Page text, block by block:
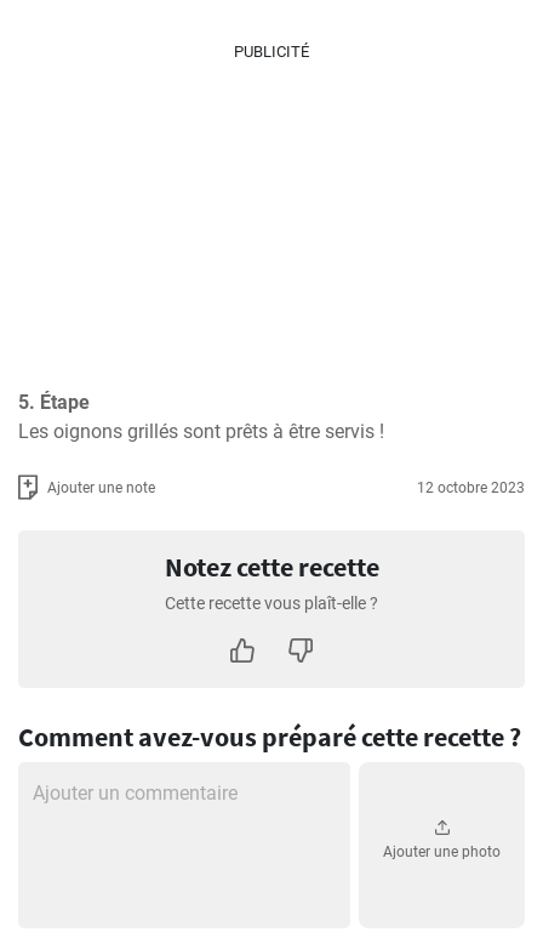
PUBLICITÉ
5. Étape
Les oignons grillés sont prêts à être servis !
Ajouter une note 12 octobre 2023
Notez cette recette
Cette recette vous plaît-elle ?
Comment avez-vous préparé cette recette ?
Ajouter une photo